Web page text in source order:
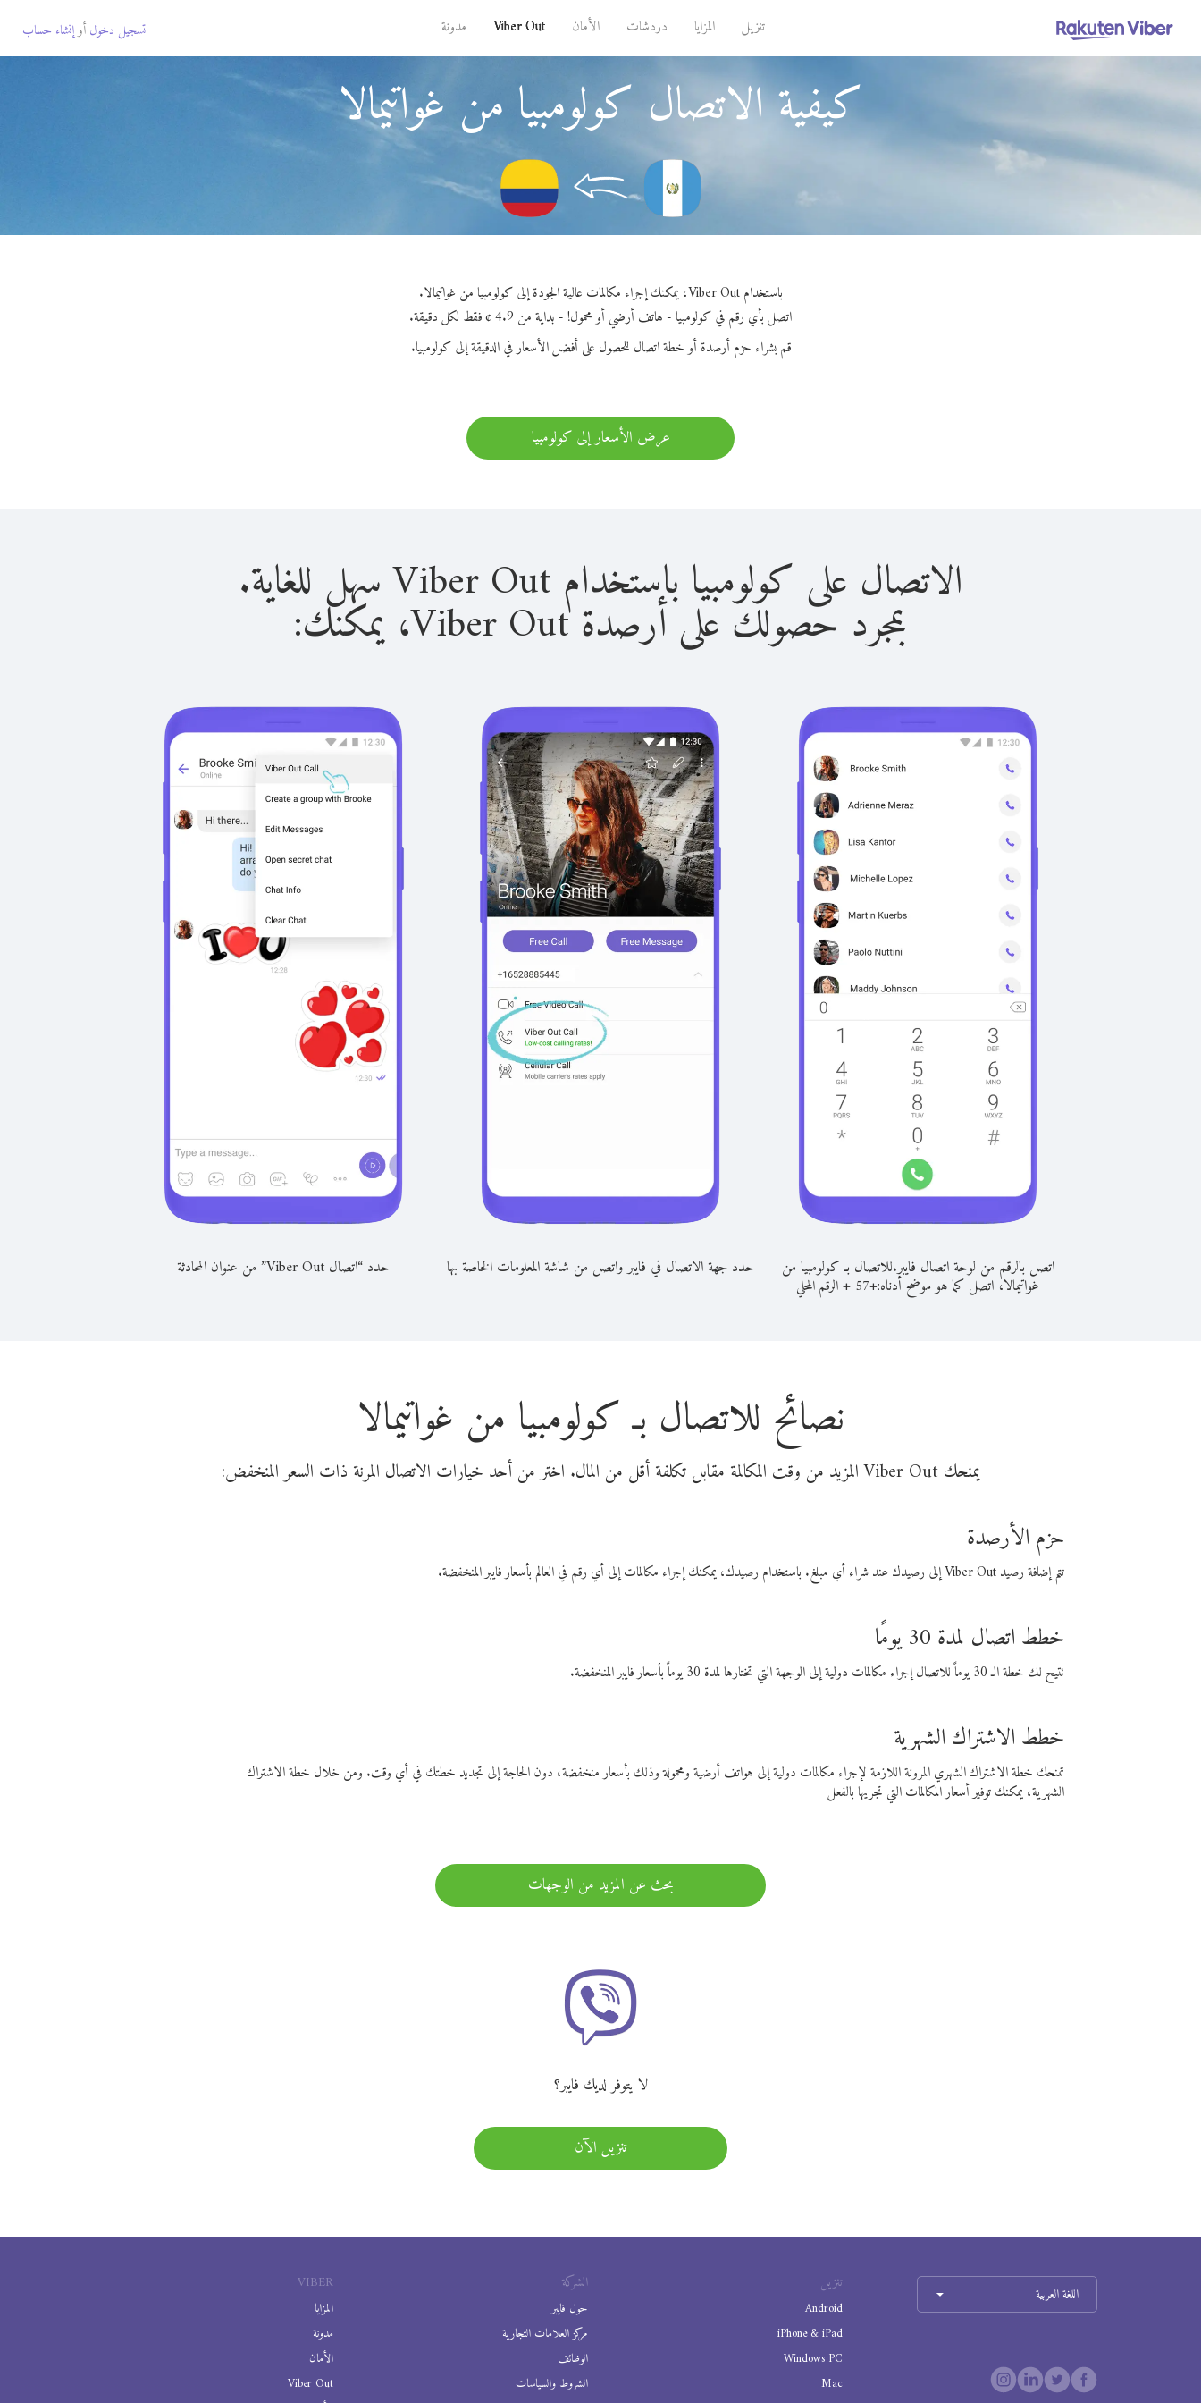
تنزيل المزايا دردشات الأمان Viber Out مدونة تسجيل دخول أوإنشاء حساب
كيفية الاتصال كولومبيا من غواتيمالا
باستخدام Viber Out، يمكنك إجراء مكالمات عالية الجودة إلى كولومبيا من غواتيمالا.
اتصل بأي رقم في كولومبيا - هاتف أرضي أو محمول! - بداية من 4.9 ¢ فقط لكل دقيقة.
قم بشراء حزم أرصدة أو خطة اتصال للحصول على أفضل الأسعار في الدقيقة إلى كولومبيا.
عرض الأسعار إلى كولومبيا
الاتصال على كولومبيا باستخدام Viber Out سهل للغاية.
بمجرد حصولك على أرصدة Viber Out، يمكنك:
اتصل بالرقم من لوحة اتصال فايبر.للاتصال بـ كولومبيا من
غواتيمالا، اتصل كما هو موضح أدناه:+
57
+الرقم المحلي
حدد جهة الاتصال في فايبر واتصل من شاشة المعلومات الخاصة بها حدد “اتصال Viber Out” من عنوان المحادثة
نصائح للاتصال بـ كولومبيا من غواتيمالا
يمنحك Viber Out المزيد من وقت المكالمة مقابل تكلفة أقل من المال. اختر من أحد خيارات الاتصال المرنة ذات السعر المنخفض:
حزم الأرصدة
تتم إضافة رصيد Viber Out إلى رصيدك عند شراء أي مبلغ. باستخدام رصيدك، يمكنك إجراء مكالمات إلى أي رقم في العالم بأسعار فايبر المنخفضة.
خطط اتصال لمدة 30 يومًا
تتيح لك خطة الـ 30 يوماً للاتصال إجراء مكالمات دولية إلى الوجهة التي تختارها لمدة 30 يوماً بأسعار فايبر المنخفضة.
خطط الاشتراك الشهرية
تمنحك خطة الاشتراك الشهري المرونة اللازمة لإجراء مكالمات دولية إلى هواتف أرضية ومحمولة وذلك بأسعار منخفضة، دون الحاجة إلى تجديد خطتك في أي وقت. ومن خلال خطة الاشتراك
الشهرية، يمكنك توفير أسعار المكالمات التي تجريها بالفعل
بحث عن المزيد من الوجهات
لا يتوفر لديك فايبر؟
تنزيل الآن
VIBER
المزايا
مدونة
الأمان
Viber Out
الشركة
حول فايبر
مركز العلامات التجارية
الوظائف
الشروط والسياسات
تنزيل
Android
iPhone & iPad
Windows PC
Mac
اللغة العربية